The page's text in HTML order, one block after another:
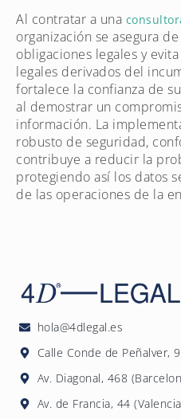
Al contratar a una
organización se asegura
obligaciones legales y
legales derivados del
fortalece la confianza de
al demostrar un
información. La
robusto de seguridad,
contribuye a reducir la
protegiendo así los datos
de las operaciones de la
hola@4dlegal.es
Calle Conde de Peñalver,
Av. Diagonal, 468
Av. de Francia, 44